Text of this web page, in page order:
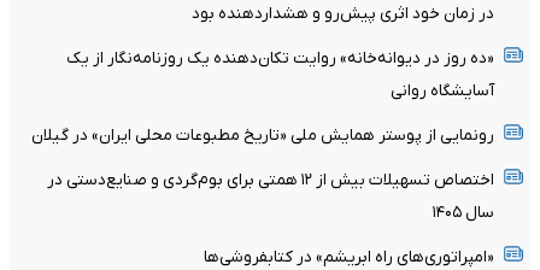
در زمان خود اثری پیش‌رو و هشداردهنده بود
«ده روز در دیوانه‌خانه» روایت تکان‌دهنده یک روزنامه‌نگار از یک
آسایشگاه روانی
رونمایی از پوستر همایش ملی «تاریخ مطبوعات محلی ایران» در گیلان
اختصاص تسهیلات بیش از ۱۲ همتی برای بوم‌گردی و صنایع‌دستی در
سال ۱۴۰۵
«امپراتوری‌های راه ابریشم» در کتابفروشی‌ها